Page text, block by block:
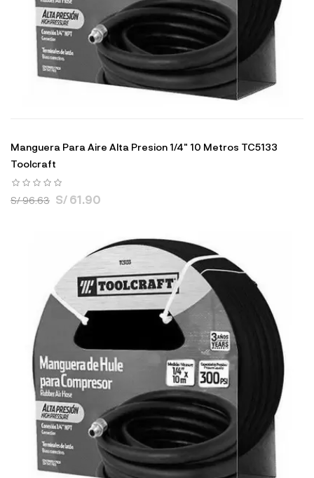
Manguera Para Aire Alta Presion 1/4" 10 Metros TC5133
Toolcraft
S/ 96.63 S/ 61.90